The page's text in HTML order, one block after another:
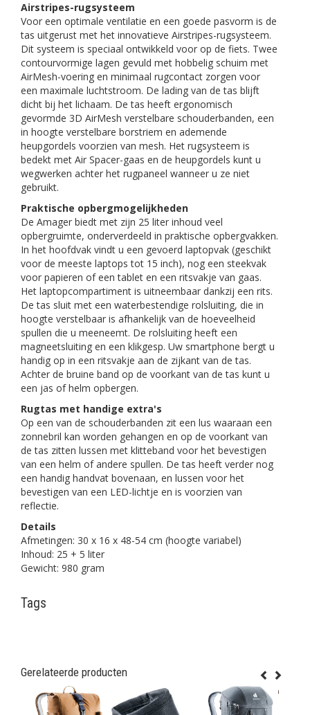
Airstripes-rugsysteem
Voor een optimale ventilatie en een goede pasvorm is de
tas uitgerust met het innovatieve Airstripes-rugsysteem.
Dit systeem is speciaal ontwikkeld voor op de fiets. Twee
contourvormige lagen gevuld met hobbelig schuim met
AirMesh-voering en minimaal rugcontact zorgen voor
een maximale luchtstroom. De lading van de tas blijft
dicht bij het lichaam. De tas heeft ergonomisch
gevormde 3D AirMesh verstelbare schouderbanden, een
in hoogte verstelbare borstriem en ademende
heupgordels voorzien van mesh. Het rugsysteem is
bedekt met Air Spacer-gaas en de heupgordels kunt u
wegwerken achter het rugpaneel wanneer u ze niet
gebruikt.
Praktische opbergmogelijkheden
De Amager biedt met zijn 25 liter inhoud veel
opbergruimte, onderverdeeld in praktische opbergvakken.
In het hoofdvak vindt u een gevoerd laptopvak (geschikt
voor de meeste laptops tot 15 inch), nog een steekvak
voor papieren of een tablet en een ritsvakje van gaas.
Het laptopcompartiment is uitneembaar dankzij een rits.
De tas sluit met een waterbestendige rolsluiting, die in
hoogte verstelbaar is afhankelijk van de hoeveelheid
spullen die u meeneemt. De rolsluiting heeft een
magneetsluiting en een klikgesp. Uw smartphone bergt u
handig op in een ritsvakje aan de zijkant van de tas.
Achter de bruine band op de voorkant van de tas kunt u
een jas of helm opbergen.
Rugtas met handige extra's
Op een van de schouderbanden zit een lus waaraan een
zonnebril kan worden gehangen en op de voorkant van
de tas zitten lussen met klitteband voor het bevestigen
van een helm of andere spullen. De tas heeft verder nog
een handig handvat bovenaan, en lussen voor het
bevestigen van een LED-lichtje en is voorzien van
reflectie.
Details
Afmetingen: 30 x 16 x 48-54 cm (hoogte variabel)
Inhoud: 25 + 5 liter
Gewicht: 980 gram
Tags
Gerelateerde producten